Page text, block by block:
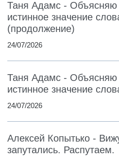
Таня Адамс - Объясняю
истинное значение
(продолжение)
24/07/2026
Таня Адамс - Объясняю
истинное значение
24/07/2026
Алексей Копытько -
запутались. Распутаем.